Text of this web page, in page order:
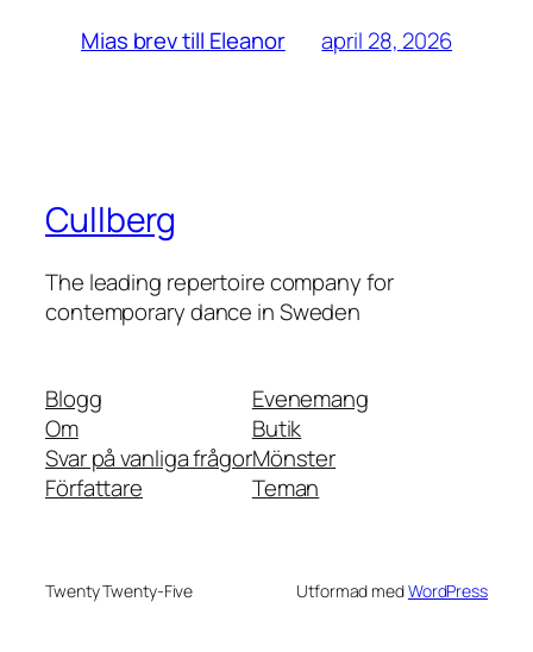
Mias brev till Eleanor april 28, 2026
Cullberg
The leading repertoire company for
contemporary dance in Sweden
Blogg
Om
Svar på vanliga frågor
Författare
Evenemang
Butik
Mönster
Teman
Twenty Twenty-Five Utformad medWordPress